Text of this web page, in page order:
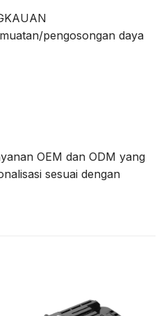
pengosongan daya
OEM dan ODM yang
sesuai dengan